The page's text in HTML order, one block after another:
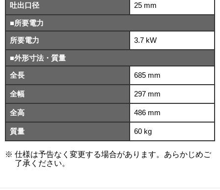
吐出口径 25 mm
■所要電力
所要電力 3.7 kW
■外形寸法・質量
全長 685 mm
全幅 297 mm
全高 486 mm
質量 60 kg
仕様は予告なく変更する場合があります。あらかじめご
了承ください。